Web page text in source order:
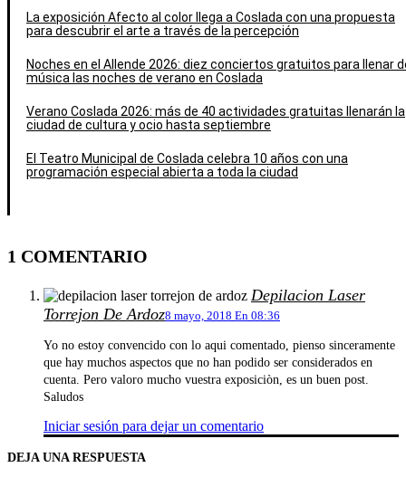
La exposición Afecto al color llega a Coslada con una propuesta
para descubrir el arte a través de la percepción
Noches en el Allende 2026: diez conciertos gratuitos para llenar
música las noches de verano en Coslada
Verano Coslada 2026: más de 40 actividades gratuitas llenarán la
ciudad de cultura y ocio hasta septiembre
El Teatro Municipal de Coslada celebra 10 años con una
programación especial abierta a toda la ciudad
1 COMENTARIO
Depilacion Laser
Torrejon De Ardoz8 mayo, 2018 En 08:36
Yo no estoy convencido con lo aqui comentado, pienso sinceramente
que hay muchos aspectos que no han podido ser considerados en
cuenta. Pero valoro mucho vuestra exposiciòn, es un buen post.
Saludos
Iniciar sesión para dejar un comentario
DEJA UNA RESPUESTA